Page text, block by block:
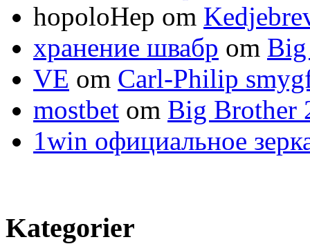
hopoloHep om
хранение швабр om
VE om Carl-Philip
mostbet om Big Brother
1win официальное
Kategorier